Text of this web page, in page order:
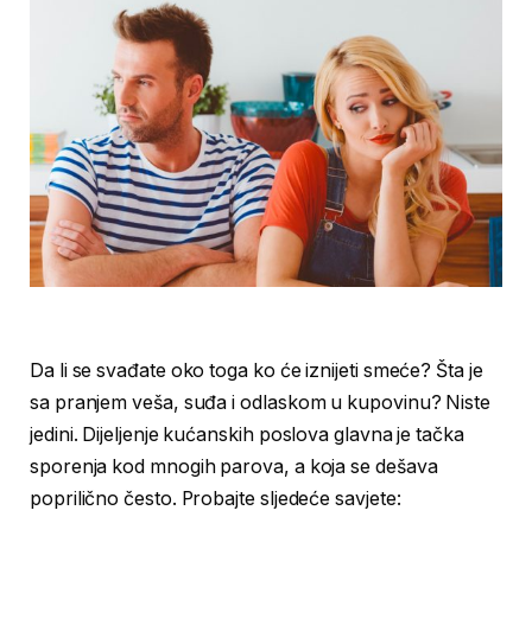
Da li se svađate oko toga ko će iznijeti smeće? Šta je
sa pranjem veša, suđa i odlaskom u kupovinu? Niste
jedini. Dijeljenje kućanskih poslova glavna je tačka
sporenja kod mnogih parova, a koja se dešava
poprilično često. Probajte sljedeće savjete: